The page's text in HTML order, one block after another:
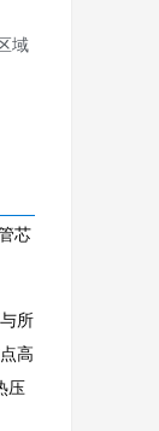
域
芯
所
高
压